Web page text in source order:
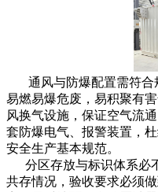
通风与防爆配置需符合
易燃易爆危废，易积聚有
风换气设施，保证空气流
套防爆电气、报警装置，
安全生产基本规范。
分区存放与标识体系必
共存情况，验收要求必须